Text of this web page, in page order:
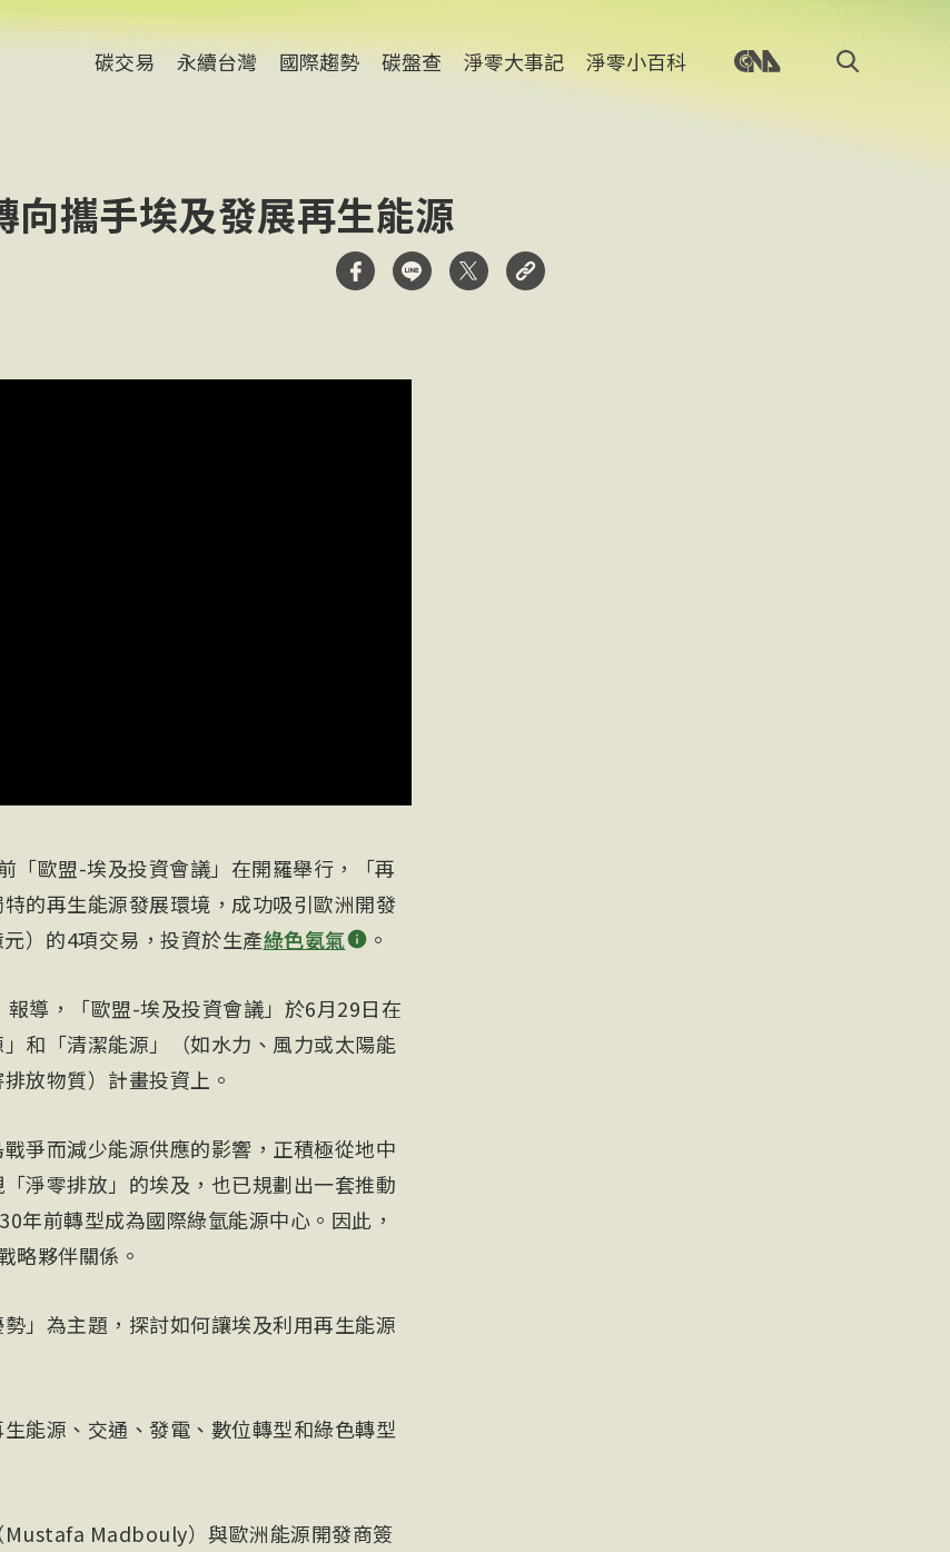
碳交易 永續台灣 國際趨勢 碳盤查 淨零大事記 淨零小百科
向攜手埃及發展再生能源
「歐盟-埃及投資會議」在開羅舉行，「再
的再生能源發展環境，成功吸引歐洲開發
）的4項交易，投資於生產綠色氨氣 。
導，「歐盟-埃及投資會議」於6月29日在
和「清潔能源」（如水力、風力或太陽能
放物質）計畫投資上。
爭而減少能源供應的影響，正積極從地中
淨零排放」的埃及，也已規劃出一套推動
年前轉型成為國際綠氫能源中心。因此，
略夥伴關係。
」為主題，探討如何讓埃及利用再生能源
能源、交通、發電、數位轉型和綠色轉型
Madbouly）與歐洲能源開發商簽